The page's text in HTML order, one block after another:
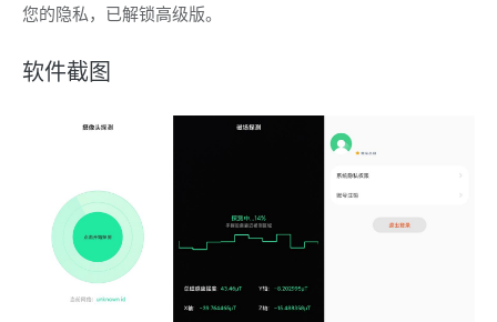
您的隐私，已解锁高级版。
软件截图